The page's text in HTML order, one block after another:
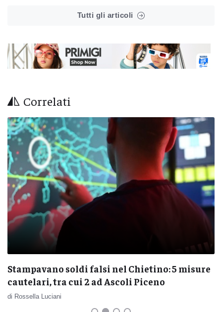
Tutti gli articoli
Correlati
"La bottega del Caffè" di Goldoni sveglia la
notte di Colonnella
di Rossella Luciani